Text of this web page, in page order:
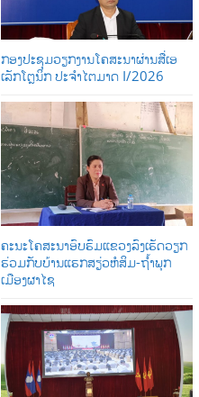
ກອງປະຊຸມວຽກງານໂຄສະນາຜ່ານສື່ເອ
ເລັກໂຕຼນິກ ປະຈໍາໄຕມາດ I/2026
ຄະນະໂຄສະນາອົບຮົມແຂວງລົງເຮັດວຽກ
ຮ່ວມກັບບ້ານແຮກສຽ່ວຫໍສິມ-ຖໍ້າພຸກ
ເມືອງຜາໄຊ